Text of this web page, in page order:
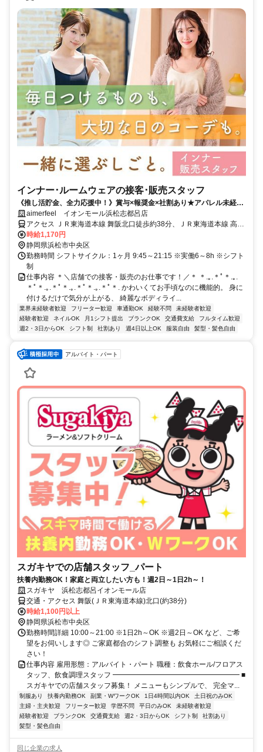
インナー･ルームウェアの接客･販売スタッフ
《推し活貯金、全力応援中！》賞与×報奨金×社割あり★アパレル未経験
OK！フルタイム勤務で安定収入◎
aimerfeel イオンモール浜松志都呂店
アクセス ＪＲ東海道本線 舞阪北口徒歩約38分、ＪＲ東海道本線 高塚
北口徒歩約48分、ＪＲ東海道本線 弁天島徒歩約63分
時給1,170円
静岡県浜松市中央区
勤務時間 シフトサイクル：1ヶ月 9:45～21:15 ※実働6～8h ※シフト
制
仕事内容 ＊＼店舗での接客・販売のお仕事です！／＊ ＊.｡.＊ﾟ＊.｡.
＊ﾟ＊.｡.＊ﾟ＊.｡.＊ﾟ＊.｡.＊ﾟ＊. かわいくてお手頃なのに機能的。 身に
付けるだけで気分が上がる、 綺麗なボディライ...
業界未経験者歓迎 フリーター歓迎 車通勤OK 経験不問
未経験者歓迎
経験者歓迎
ネイルOK 月1シフト提出 ブランクOK 交通費支給
フルタイム歓迎
週2・3日からOK
シフト制 社割あり 週4日以上OK 服装自由 髪型・髪色自由
アルバイト・パート
スガキヤでの店舗スタッフ_パート
扶養内勤務OK！家庭と両立したい方も！週2日～1日2h～！
スガキヤ 浜松志都呂イオンモール店
交通・アクセス 舞阪(ＪＲ東海道本線)北口(約38分)
時給1,100円以上
静岡県浜松市中央区
勤務時間詳細 10:00～21:00 ※1日2h～OK ※週2日～OK など、ご希
望をお伺いします◎ ご家庭都合のシフト調整も お気軽にご相談くだ
さい！
仕事内容 雇用形態：アルバイト・パート 職種：飲食ホール/フロアス
タッフ、飲食調理スタッフ ━━━━━━━━━━━━━━━━━━ ■
スガキヤでの店舗スタッフ募集！ メニューもシンプルで、 完全マ...
制服あり 扶養内勤務OK 副業・WワークOK 1日4時間以内OK
土日祝のみOK
主婦・主夫歓迎
フリーター歓迎 学歴不問 平日のみOK
未経験者歓迎
経験者歓迎
ブランクOK 交通費支給 週2・3日からOK シフト制
社割あり
髪型・髪色自由
同じ企業の求人